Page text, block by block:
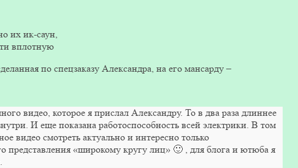
их ик-саун,
вплотную
по спецзаказу Александра, на его мансарду –
видео, которое я прислал Александру. То в два раза длиннее
И еще показана работоспособность всей электрики. В том
видео смотреть актуально и интересно только
представления «широкому кругу лиц» 🙂 , для блога и ютюба я